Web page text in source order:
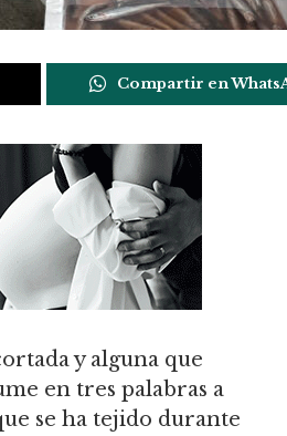
Compartir en
y alguna que
en tres palabras a
se ha tejido durante